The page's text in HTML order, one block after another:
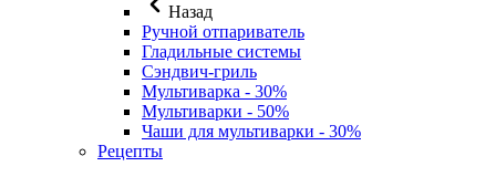
Назад
Ручной отпариватель
Гладильные системы
Сэндвич-гриль
Мультиварка - 30%
Мультиварки - 50%
Чаши для мультиварки - 30%
Рецепты